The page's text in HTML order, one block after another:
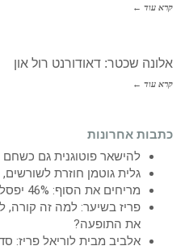
קרא עוד ←
אלונה שכטר: דאודורנט רול און
קרא עוד ←
כתבות אחרונות
להישאר פוטוגנית גם כשחם
גלית גוטמן חוזרת
מריחים את הסוף: 46% יפסלו אתכם על חולצה מיוזעת
פריז בשיער: למה זה קורה,
את התופעה?
אלביב מבית לוריאל פריז: